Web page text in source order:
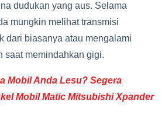
dudukan yang aus. Selama
mungkin melihat transmisi
dari biasanya atau mengalami
saat memindahkan gigi.
Mobil Anda Lesu? Segera
Mobil Matic Mitsubishi Xpander